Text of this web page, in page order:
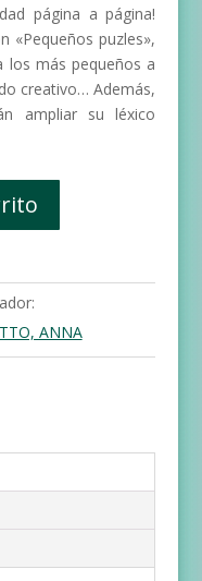
página a página!
«Pequeños puzles»,
los más pequeños a
creativo… Además,
ampliar su léxico
ANNA